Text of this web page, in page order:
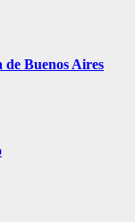
de Buenos Aires